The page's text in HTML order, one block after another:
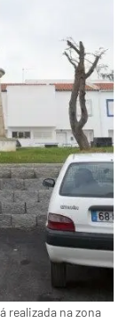
realizada na zona